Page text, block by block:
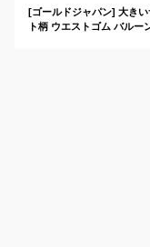
[ゴールドジャパン] 大き
ト柄 ウエストゴム バル